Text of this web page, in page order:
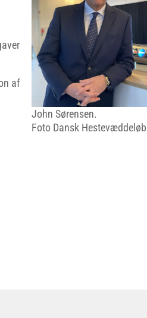
John Sørensen.
Foto Dansk Hestevæddeløb
af